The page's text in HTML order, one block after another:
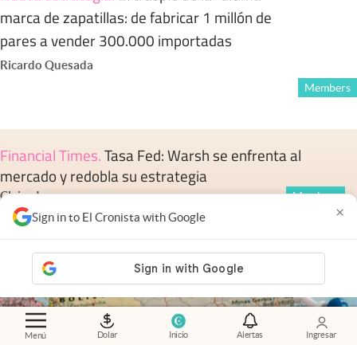
Menú Dolar Inicio Alertas Ingresar
Sign in to El Cronista with Google ×
marca de zapatillas: de fabricar 1 millón de
pares a vender 300.000 importadas
Ricardo Quesada
Members
Financial Times.Tasa Fed: Warsh se enfrenta al
mercado y redobla su estrategia
Claire Jones Members